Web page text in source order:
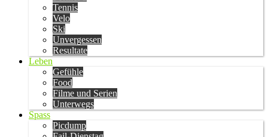
Tennis
Velo
Ski
Unvergessen
Resultate
Leben
Gefühle
Food
Filme und Serien
Unterwegs
Spass
Picdump